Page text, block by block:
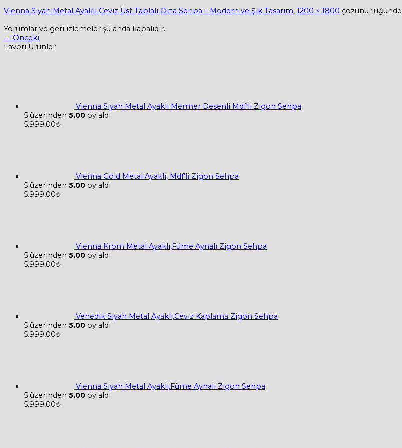
Vienna Siyah Metal Ayaklı Ceviz Üst Tablalı Orta Sehpa – Modern ve Şık Tasarım, 1200 × 1800 çözünürlüğünde
Yorumlar ve geri izlemeler şu anda kapalıdır.
← Önceki
Favori Ürünler
Vienna Siyah Metal Ayaklı Mermer Desenli Mdf'li Zigon Sehpa
5 üzerinden 5.00 oy aldı
5.999,00₺
Vienna Gold Metal Ayaklı, Mdf'li Zigon Sehpa
5 üzerinden 5.00 oy aldı
5.999,00₺
Vienna Krom Metal Ayaklı,Füme Aynalı Zigon Sehpa
5 üzerinden 5.00 oy aldı
5.999,00₺
Venedik Siyah Metal Ayaklı,Ceviz Kaplama Zigon Sehpa
5 üzerinden 5.00 oy aldı
5.999,00₺
Vienna Siyah Metal Ayaklı,Füme Aynalı Zigon Sehpa
5 üzerinden 5.00 oy aldı
5.999,00₺